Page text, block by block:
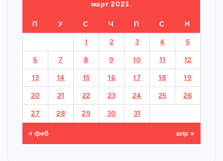
март 2023.
П У С Ч П С Н
1 2 3 4 5
6 7 8 9 10 11 12
13 14 15 16 17 18 19
20 21 22 23 24 25 26
27 28 29 30 31
« феб апр »